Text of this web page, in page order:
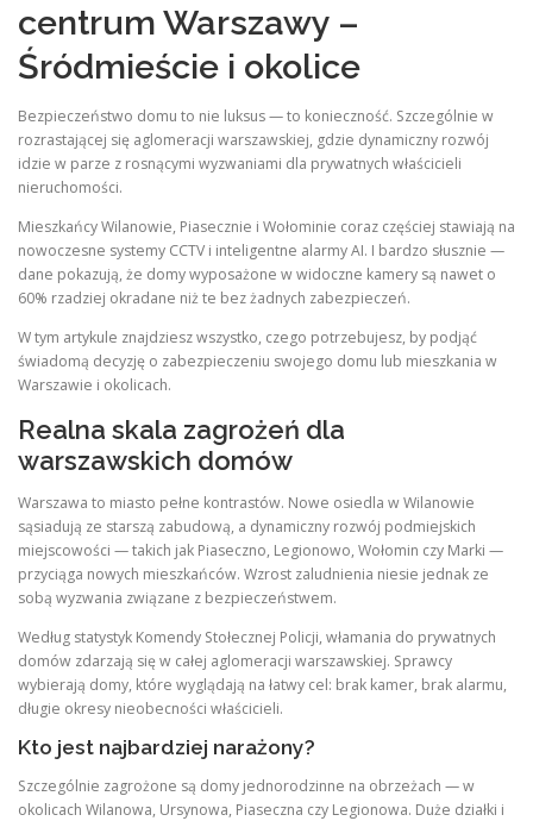
centrum Warszawy –
Śródmieście i okolice
Bezpieczeństwo domu to nie luksus — to konieczność. Szczególnie w
rozrastającej się aglomeracji warszawskiej, gdzie dynamiczny rozwój
idzie w parze z rosnącymi wyzwaniami dla prywatnych właścicieli
nieruchomości.
Mieszkańcy Wilanowie, Piasecznie i Wołominie coraz częściej stawiają na
nowoczesne systemy CCTV i inteligentne alarmy AI. I bardzo słusznie —
dane pokazują, że domy wyposażone w widoczne kamery są nawet o
60% rzadziej okradane niż te bez żadnych zabezpieczeń.
W tym artykule znajdziesz wszystko, czego potrzebujesz, by podjąć
świadomą decyzję o zabezpieczeniu swojego domu lub mieszkania w
Warszawie i okolicach.
Realna skala zagrożeń dla
warszawskich domów
Warszawa to miasto pełne kontrastów. Nowe osiedla w Wilanowie
sąsiadują ze starszą zabudową, a dynamiczny rozwój podmiejskich
miejscowości — takich jak Piaseczno, Legionowo, Wołomin czy Marki —
przyciąga nowych mieszkańców. Wzrost zaludnienia niesie jednak ze
sobą wyzwania związane z bezpieczeństwem.
Według statystyk Komendy Stołecznej Policji, włamania do prywatnych
domów zdarzają się w całej aglomeracji warszawskiej. Sprawcy
wybierają domy, które wyglądają na łatwy cel: brak kamer, brak alarmu,
długie okresy nieobecności właścicieli.
Kto jest najbardziej narażony?
Szczególnie zagrożone są domy jednorodzinne na obrzeżach — w
okolicach Wilanowa, Ursynowa, Piaseczna czy Legionowa. Duże działki i